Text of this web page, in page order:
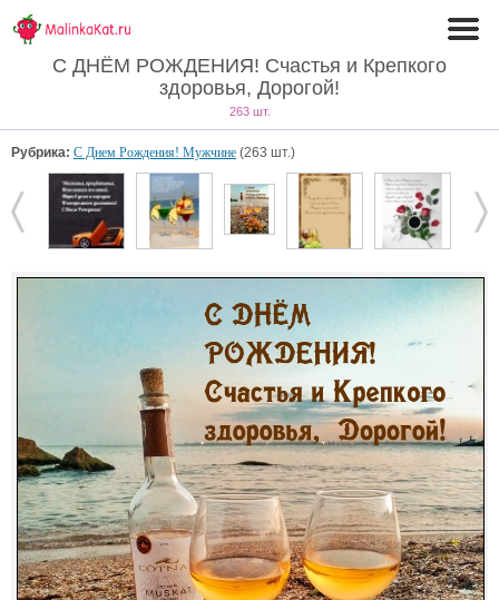
С ДНЁМ РОЖДЕНИЯ! Счастья и Крепкого
здоровья, Дорогой!
263 шт.
Рубрика: С Днем Рождения! Мужчине (263 шт.)